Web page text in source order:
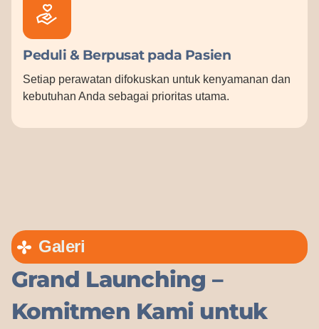
Peduli & Berpusat pada Pasien
Setiap perawatan difokuskan untuk kenyamanan dan
kebutuhan Anda sebagai prioritas utama.
Galeri
Grand Launching –
Komitmen Kami untuk